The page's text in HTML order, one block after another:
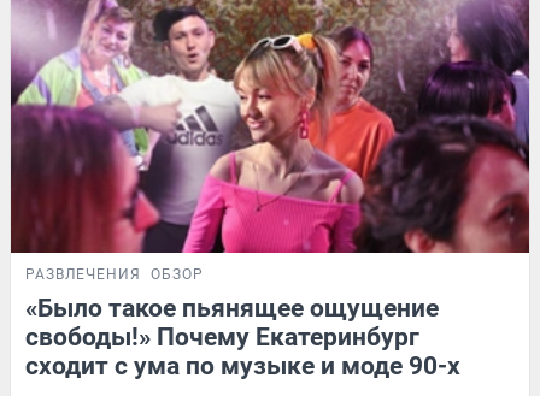
РАЗВЛЕЧЕНИЯ ОБЗОР
«Было такое пьянящее ощущение
свободы!» Почему Екатеринбург
сходит с ума по музыке и моде 90-х